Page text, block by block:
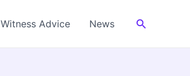
Witness Advice News Cerca